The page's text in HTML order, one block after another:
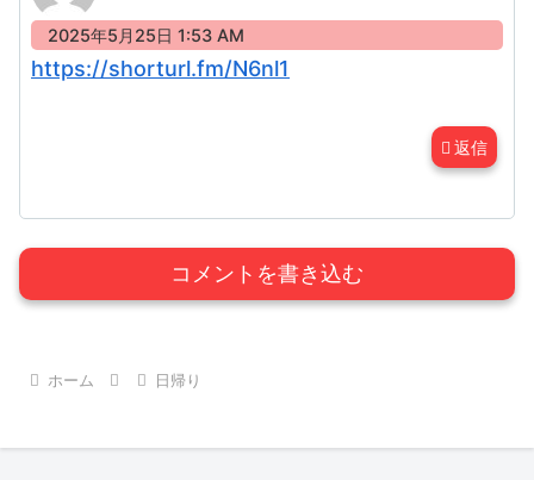
2025年5月25日 1:53 AM
https://shorturl.fm/N6nl1
返信
コメントを書き込む
ホーム 日帰り